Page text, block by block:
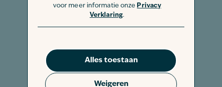
voor meer informatie onze Privacy
Verklaring.
Alles toestaan
Weigeren
un remboursement. Découvre-en plus
en consultant notreassurance pour
Nous nous efforçons d’expliquer les
garanties et conditions le plus
clairement possible sur notre site. Pour